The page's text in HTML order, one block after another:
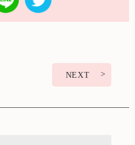
NEXT